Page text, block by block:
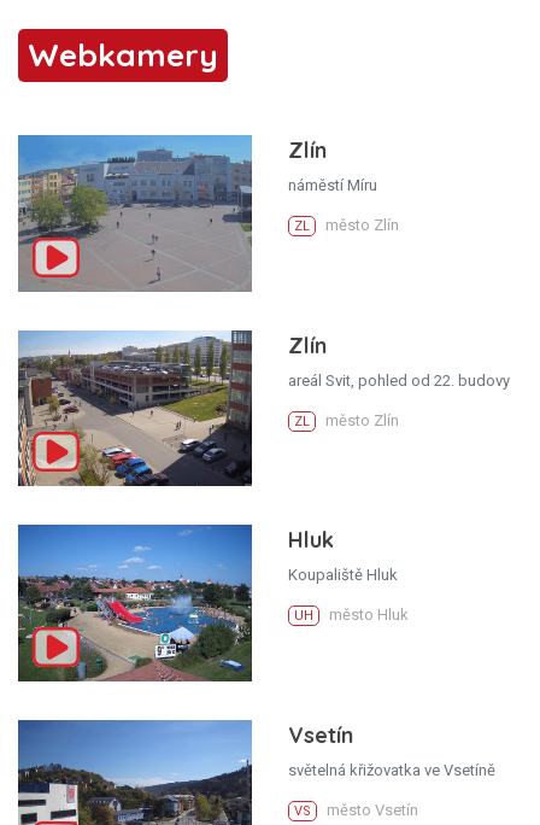
Webkamery
Zlín
náměstí Míru
ZL město Zlín
Zlín
areál Svit, pohled od 22. budovy
ZL město Zlín
Hluk
Koupaliště Hluk
UH město Hluk
Vsetín
světelná křižovatka ve Vsetíně
VS město Vsetín